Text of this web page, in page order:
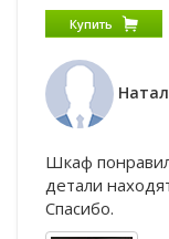
Купить
Шкаф
детали
Спасибо.